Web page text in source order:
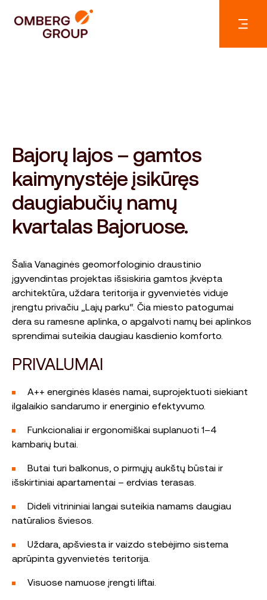
Bajorų lajos – gamtos
kaimynystėje įsikūręs
daugiabučių namų
kvartalas Bajoruose.
Šalia Vanaginės geomorfologinio draustinio
įgyvendintas projektas išsiskiria gamtos įkvėpta
architektūra, uždara teritorija ir gyvenvietės viduje
įrengtu privačiu „Lajų parku“. Čia miesto patogumai
dera su ramesne aplinka, o apgalvoti namų bei aplinkos
sprendimai suteikia daugiau kasdienio komforto.
PRIVALUMAI
A++ energinės klasės namai, suprojektuoti siekiant
ilgalaikio sandarumo ir energinio efektyvumo.
Funkcionaliai ir ergonomiškai suplanuoti 1–4
kambarių butai.
Butai turi balkonus, o pirmųjų aukštų būstai ir
išskirtiniai apartamentai – erdvias terasas.
Dideli vitrininiai langai suteikia namams daugiau
natūralios šviesos.
Uždara, apšviesta ir vaizdo stebėjimo sistema
aprūpinta gyvenvietės teritorija.
Visuose namuose įrengti liftai.